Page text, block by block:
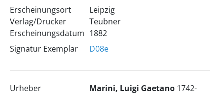
Erscheinungsort
Verlag/Drucker
Erscheinungsdatum
Leipzig
Teubner
1882
Signatur Exemplar
D08e
Urheber Marini, Luigi Gaetano 1742-